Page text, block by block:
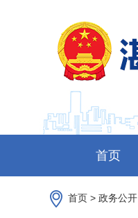
首页
首页 > 政务公开